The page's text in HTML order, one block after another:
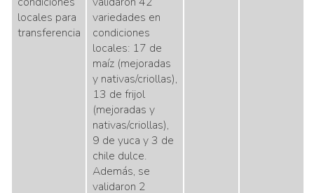
locales para
transferencia
variedades en
condiciones
locales: 17 de
maíz (mejoradas
y nativas/criollas),
13 de frijol
(mejoradas y
nativas/criollas),
9 de yuca y 3 de
chile dulce.
Además, se
validaron 2